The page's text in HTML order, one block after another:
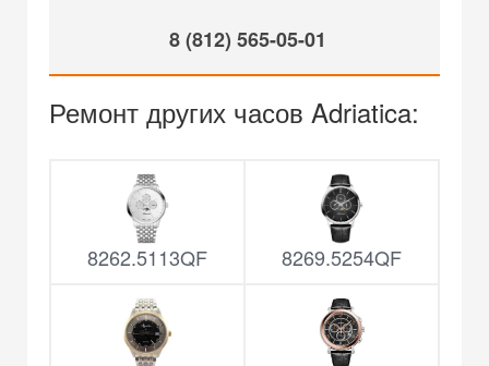
8 (812) 565-05-01
Ремонт других часов Adriatica:
8262.5113QF 8269.5254QF